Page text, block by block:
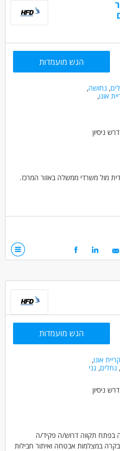
מסעדנות ובתי קפה - אופה
הגש מועמדות
, נחושה,
אונו,
ניסיון
מול משרדי ממשלה באזור המרכז.
!גדול
כללי /ללא הכשרה - מפקחים
אקדמאים ללא נסיון
הגש מועמדות
קריית אונו,
,נחלים, גני
ניסיון
בפתח תקווה דרוש/ה פקיד/ה
במצלמות אבטחה ואיתור חבילות